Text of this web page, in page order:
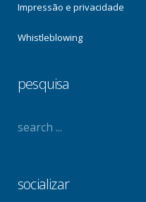
Impressão e privacidade
Whistleblowing
pesquisa
socializar